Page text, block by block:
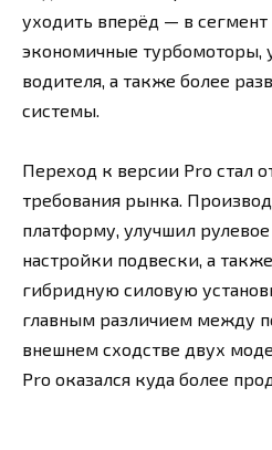
уходить вперёд — в
экономичные турбомоторы,
водителя, а также более
системы.
Переход к версии Pro стал
требования рынка.
платформу, улучшил
настройки подвески, а
гибридную силовую
главным различием между
внешнем сходстве двух
Pro оказался куда более